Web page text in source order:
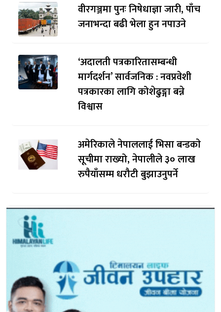
वीरगञ्जमा पुनः निषेधाज्ञा जारी, पाँच
जनाभन्दा बढी भेला हुन नपाउने
‘अदालती पत्रकारितासम्बन्धी
मार्गदर्शन’ सार्वजनिक : नवप्रवेशी
पत्रकारका लागि कोशेढुङ्गा बन्ने
विश्वास
अमेरिकाले नेपाललाई भिसा बन्डकाे
सूचीमा राख्यो, नेपालीले ३० लाख
रुपैयाँसम्म धरौटी बुझाउनुपर्ने